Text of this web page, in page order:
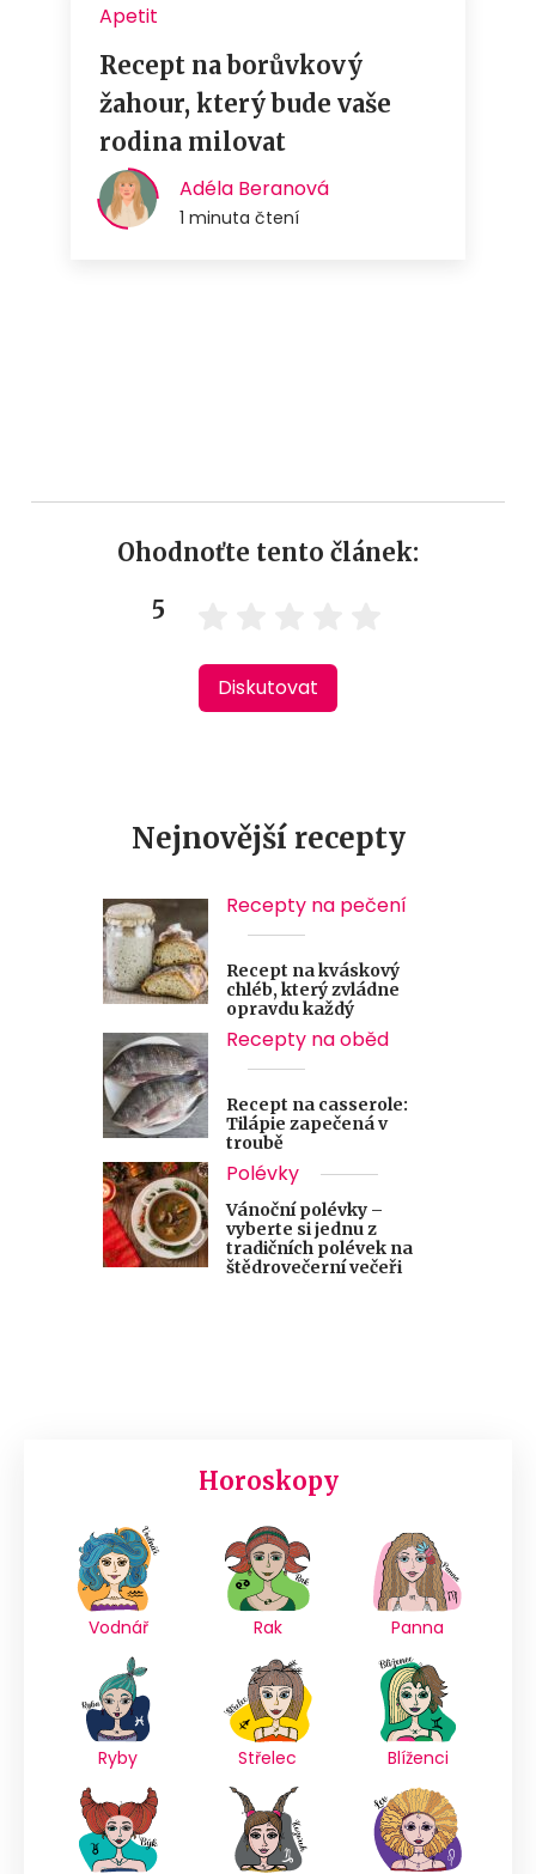
Ohodnoťte tento článek:
5
Diskutovat
Nejnovější recepty
Recepty na pečení
Recept na kváskový
chléb, který zvládne
opravdu každý
Recepty na oběd
Recept na casserole:
Tilápie zapečená v
troubě
Polévky
Vánoční polévky –
vyberte si jednu z
tradičních polévek na
štědrovečerní večeři
Horoskopy
Vodnář Rak Panna
Ryby Střelec Blíženci